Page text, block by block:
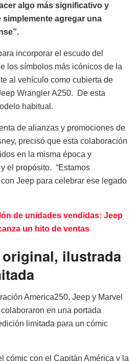
algo más significativo y
agregar una
incorporar el escudo del
los símbolos más icónicos de la
al vehículo como cubierta de
Wrangler A250. De esta
habitual.
de alianzas y promociones de
precisó que esta colaboración
en la misma época y
​​el propósito. “Estamos
Jeep para celebrar ese legado
de unidades vendidas: Jeep
un hito de ventas
ilustrada
America250, Jeep y Marvel
en una portada
limitada para un cómic
cómic con el Capitán América y la